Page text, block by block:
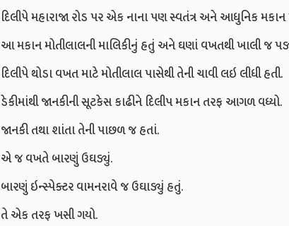
દિલીપે મહારાજા રોડ પર એક નાના પણ સ્વતંત્ર અને આધુનિક મકાન
આ મકાન મોતીલાલની માલિકીનું હતું અને ઘણાં વખતથી ખાલી જ
દિલીપે થોડા વખત માટે મોતીલાલ પાસેથી તેની ચાવી લઇ લીધી હતી.
ડેકીમાંથી જાનકીની સૂટકેસ કાઢીને દિલીપ મકાન તરફ આગળ વધ્યો.
જાનકી તથા શાંતા તેની પાછળ જ હતાં.
એ જ વખતે બારણું ઉઘડ્યું.
બારણું ઇન્સ્પેક્ટર વામનરાવે જ ઉઘાડ્યું હતું.
તે એક તરફ ખસી ગયો.